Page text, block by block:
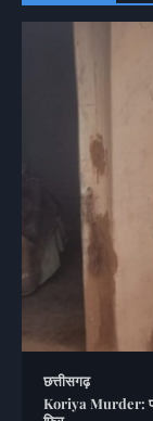
छत्तीसगढ़
Koriya Murder: